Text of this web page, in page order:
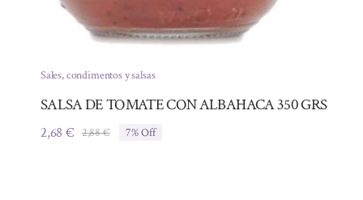
Sales, condimentos y salsas
SALSA DE TOMATE CON ALBAHACA 350 GRS
2,88€El
2,68€
El
7% Off